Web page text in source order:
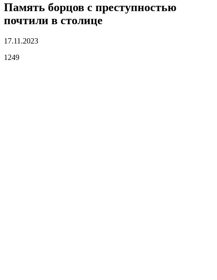
Память борцов с преступностью
почтили в столице
17.11.2023
1249